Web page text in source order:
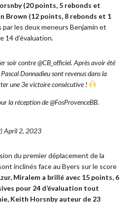
(20 points, 5 rebonds et
Brown (12 points, 8 rebonds et 1
par les deux meneurs Benjamin et
14 d’évaluation.
soir contre@CB_officiel. Après avoir été
Donnadieu sont revenus dans la
une 3e victoire consécutive !
la réception de@FosProvenceBB.
April 2, 2023
du premier déplacement de la
inclinés face au Byers sur le score
Miralem a brillé avec 15 points, 6
pour 24 d’évaluation tout
Keith Horsnby auteur de 23